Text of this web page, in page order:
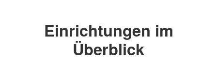
Einrichtungen im
Überblick